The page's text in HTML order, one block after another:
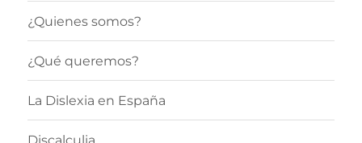
¿Quienes somos?
¿Qué queremos?
La Dislexia en España